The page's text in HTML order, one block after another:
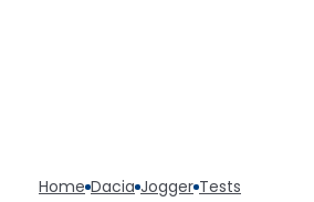
Home Dacia Jogger Tests